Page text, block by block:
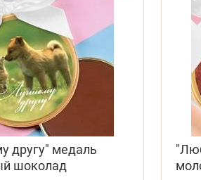
другу" медаль
шоколад